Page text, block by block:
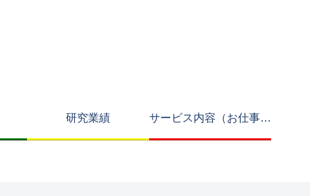
研究業績 サービス内容（お仕事募集中）